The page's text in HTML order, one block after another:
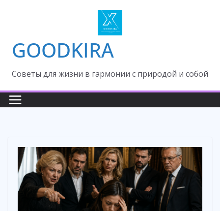
GOODKIRA
Cоветы для жизни в гармонии с природой и собой